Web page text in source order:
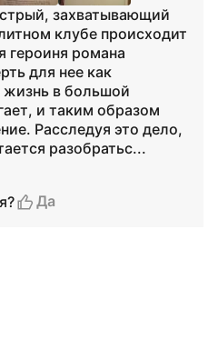
захватывающий
клубе происходит
героиня романа
для нее как
жизнь в большой
и таким образом
Расследуя это дело,
разобратьс...
Да